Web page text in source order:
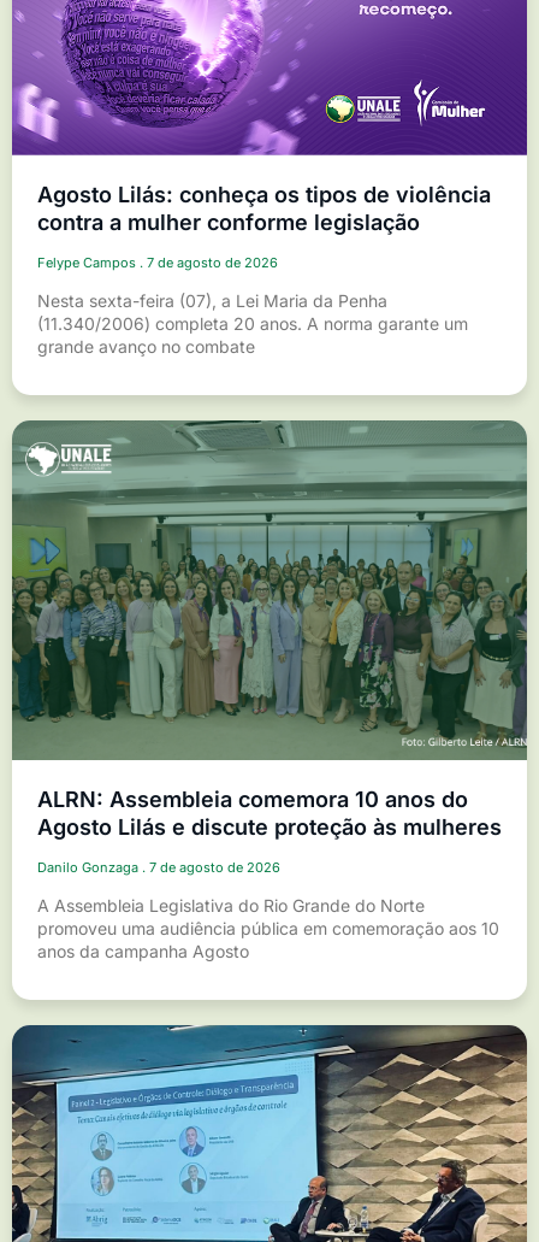
Agosto Lilás: conheça os tipos de violência
contra a mulher conforme legislação
Felype Campos 7 de agosto de 2026
Nesta sexta-feira (07), a Lei Maria da Penha
(11.340/2006) completa 20 anos. A norma garante um
grande avanço no combate
ALRN: Assembleia comemora 10 anos do
Agosto Lilás e discute proteção às mulheres
Danilo Gonzaga 7 de agosto de 2026
A Assembleia Legislativa do Rio Grande do Norte
promoveu uma audiência pública em comemoração aos 10
anos da campanha Agosto